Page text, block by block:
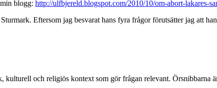
blogg: http://ulfbjereld.blogspot.com/2010/10/om-abort-lakares-
Eftersom jag besvarat hans fyra frågor förutsätter jag att
kulturell och religiös kontext som gör frågan relevant. Örsnibbarna